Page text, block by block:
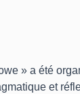
» a été
et